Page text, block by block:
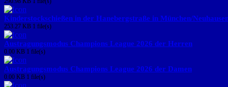
Kinderstockschießen in der Hanebergstraße in München/
253.27 KB 1 file(s)
Austragungsmodus Champions League 2026 der Herren
0.00 KB 1 file(s)
Austragungsmodus Champions League 2026 der Damen
0.00 KB 1 file(s)